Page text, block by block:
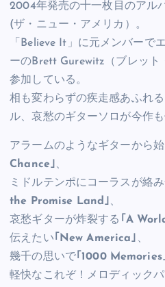
2004年発売の十一枚目のアル
(ザ・ニュー・アメリカ）。
「Believe It」に元メンバーで
ーのBrett Gurewitz（ブレット
参加している。
相も変わらずの疾走感あふれ
ル、哀愁のギターソロが今作も
アラームのようなギターから
Chance｣ 、
ミドルテンポにコーラスが絡み
the Promise Land｣ 、
哀愁ギターが炸裂する ｢A
伝えたい｢New America｣ 、
幾千の思いで｢1000 Memories｣
軽快なこれぞ！メロディックパ